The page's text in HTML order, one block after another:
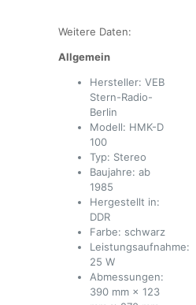
Weitere Daten:
Allgemein
Hersteller: VEB
Stern-Radio-
Berlin
Modell: HMK-D
100
Typ: Stereo
Baujahre: ab
1985
Hergestellt in:
DDR
Farbe: schwarz
Leistungsaufnahme:
25 W
Abmessungen:
390 mm × 123